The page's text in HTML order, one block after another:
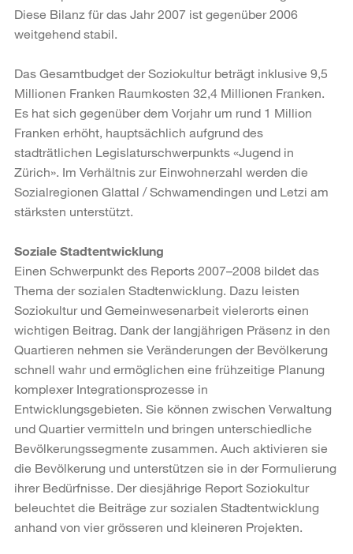
Diese Bilanz für das Jahr 2007 ist gegenüber 2006
weitgehend stabil.
Das Gesamtbudget der Soziokultur beträgt inklusive 9,5
Millionen Franken Raumkosten 32,4 Millionen Franken.
Es hat sich gegenüber dem Vorjahr um rund 1 Million
Franken erhöht, hauptsächlich aufgrund des
stadträtlichen Legislaturschwerpunkts «Jugend in
Zürich». Im Verhältnis zur Einwohnerzahl werden die
Sozialregionen Glattal / Schwamendingen und Letzi am
stärksten unterstützt.
Soziale Stadtentwicklung
Einen Schwerpunkt des Reports 2007–2008 bildet das
Thema der sozialen Stadtenwicklung. Dazu leisten
Soziokultur und Gemeinwesenarbeit vielerorts einen
wichtigen Beitrag. Dank der langjährigen Präsenz in den
Quartieren nehmen sie Veränderungen der Bevölkerung
schnell wahr und ermöglichen eine frühzeitige Planung
komplexer Integrationsprozesse in
Entwicklungsgebieten. Sie können zwischen Verwaltung
und Quartier vermitteln und bringen unterschiedliche
Bevölkerungssegmente zusammen. Auch aktivieren sie
die Bevölkerung und unterstützen sie in der Formulierung
ihrer Bedürfnisse. Der diesjährige Report Soziokultur
beleuchtet die Beiträge zur sozialen Stadtentwicklung
anhand von vier grösseren und kleineren Projekten.